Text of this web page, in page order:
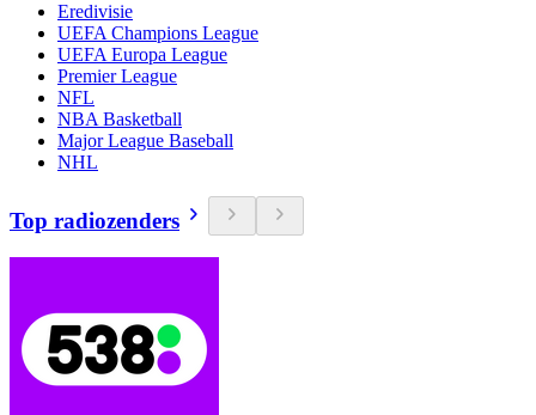
Eredivisie
UEFA Champions League
UEFA Europa League
Premier League
NFL
NBA Basketball
Major League Baseball
NHL
Top radiozenders